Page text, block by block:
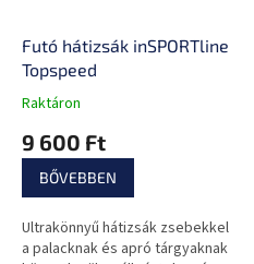
Futó hátizsák inSPORTline
Topspeed
A
átlagos
értékelése
0,0
csillag.
Raktáron
9 600 Ft
BŐVEBBEN
Ultrakönnyű hátizsák zsebekkel
a palacknak és apró tárgyaknak